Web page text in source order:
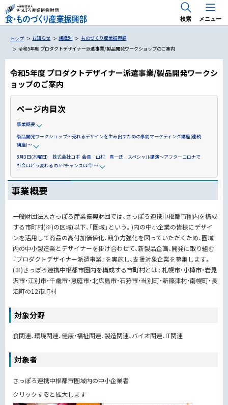
メニュー
国内 出展支援・商談会
海外 出展支援・商談会
RE 北 RE HOKKAIDO FOODS
食のトレンドマーケティング「Trema」
専門家派遣事業
海外展開のためのお役立ち情報
専門家派遣・アドバイザー派遣
検索
トップ お知らせ 組織別
ものづくり産業振興課
令和5年度 プロダクトデザイナー派遣事業/製品開発ワークショップのご案内
令和5年度 プロダクトデザイナー派遣事業/製品開発ワークシ
ョップのご案内
ページ内目次
事業概要
製品開発ワークショップ～売れるデザインを生み出すための事前マーケティング講座(連続
講座)～
8月3日(木曜日) 株式会社コボ 会長 山村 真一氏 スペシャル講演～アフターコロナで
社会はどう変わるのか?チャンスは今!～
事業概要
一般財団法人さっぽろ産業振興財団では、さっぽろ連携中枢都市圏内を構成
する市町村(※)の区域(以下、「圏域」という。)内の中小企業の皆様にデザイ
ンを活用して商品の高付加価値化、競争力強化を図っていただくため、圏域
内の中小製造業とデザイナーを掛け合わせて、新製品企画、開発に取り組む
『プロダクトデザイナー派遣事業』を実施し、支援対象企業を募集します。
(※)さっぽろ連携中枢都市圏内を構成する市町村とは : 札幌市・小樽市・岩見
沢市・江別市・千歳市・恵庭市・北広島市・石狩市・当別町・新篠津村・南幌町・長
沼町の12市町村
対象分野
食関連、環境関連、健康・福祉関連、製造関連、バイオ関連、IT関連
対象者
さっぽろ連携中枢都市圏域内の中小企業者
クリックすると拡大します